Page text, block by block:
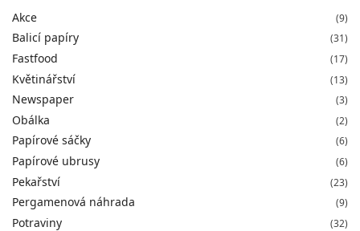
Akce (9)
Balicí papíry (31)
Fastfood (17)
Květinářství (13)
Newspaper (3)
Obálka (2)
Papírové sáčky (6)
Papírové ubrusy (6)
Pekařství (23)
Pergamenová náhrada (9)
Potraviny (32)